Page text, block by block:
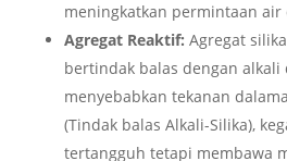
meningkatkan permintaan air
Agregat Reaktif: Agregat
bertindak balas dengan alkali
menyebabkan tekanan
(Tindak balas Alkali-Silika),
tertangguh tetapi membawa